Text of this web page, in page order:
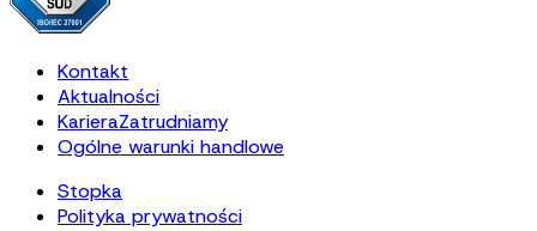
Kontakt
Aktualności
KarieraZatrudniamy
Ogólne warunki handlowe
Stopka
Polityka prywatności